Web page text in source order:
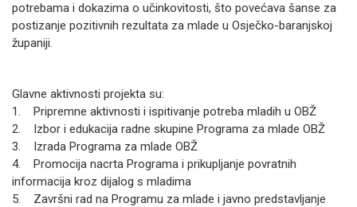
potrebama i dokazima o učinkovitosti, što povećava šanse za
postizanje pozitivnih rezultata za mlade u Osječko-baranjskoj
županiji.
Glavne aktivnosti projekta su:
1. Pripremne aktivnosti i ispitivanje potreba mladih u OBŽ
2. Izbor i edukacija radne skupine Programa za mlade OBŽ
3. Izrada Programa za mlade OBŽ
4. Promocija nacrta Programa i prikupljanje povratnih
informacija kroz dijalog s mladima
5. Završni rad na Programu za mlade i javno predstavljanje